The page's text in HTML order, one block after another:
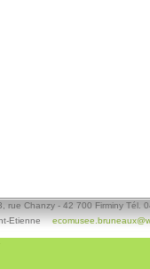
rue Chanzy - 42 700 Firminy Tél.
Etienne